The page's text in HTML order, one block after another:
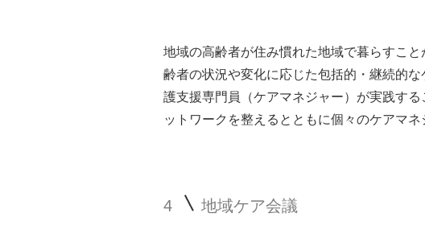
地域の高齢者が住み慣れた地域で暮らすこ
齢者の状況や変化に応じた包括的・継続的
護支援専門員（ケアマネジャー）が実践す
ットワークを整えるとともに個々のケアマネ
4 地域ケア会議